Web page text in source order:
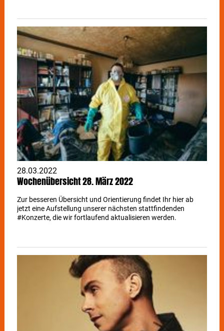
28.03.2022
Wochenübersicht 28. März 2022
Zur besseren Übersicht und Orientierung findet Ihr hier ab
jetzt eine Aufstellung unserer nächsten stattfindenden
#Konzerte, die wir fortlaufend aktualisieren werden.